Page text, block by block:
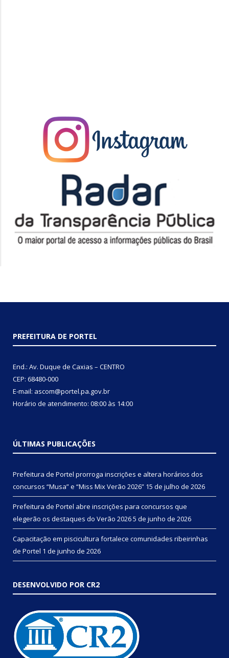
PREFEITURA DE PORTEL
End.: Av. Duque de Caxias – CENTRO
CEP: 68480-000
E-mail: ascom@portel.pa.gov.br
Horário de atendimento: 08:00 às 14:00
ÚLTIMAS PUBLICAÇÕES
Prefeitura de Portel prorroga inscrições e altera horários dos
concursos “Musa” e “Miss Mix Verão 2026” 15 de julho de 2026
Prefeitura de Portel abre inscrições para concursos que
elegerão os destaques do Verão 20265 de junho de 2026
Capacitação em piscicultura fortalece comunidades ribeirinhas
de Portel 1 de junho de 2026
DESENVOLVIDO POR CR2